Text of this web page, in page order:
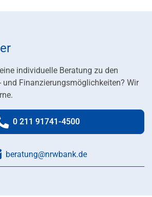
individuelle Beratung zu den
Finanzierungsmöglichkeiten? Wir
Telefonnummer:
0 211 91741-4500
beratung@nrwbank.de